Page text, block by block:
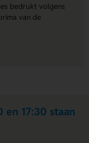
bedrukt volgens
van de
en 17:30 staan